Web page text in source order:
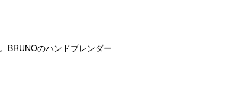
BRUNOのハンドブレンダー